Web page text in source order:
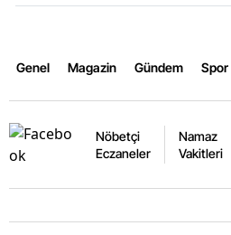
Genel Magazin Gündem Spor
Nöbetçi
Eczaneler
Namaz
Vakitleri